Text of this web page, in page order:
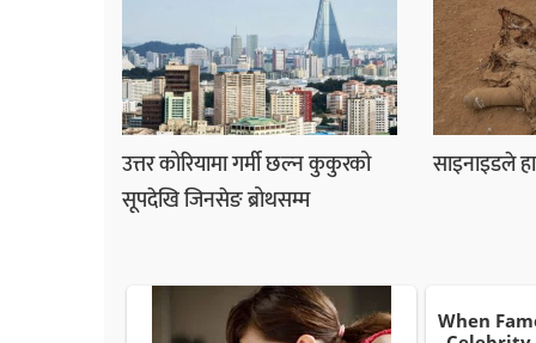
उत्तर कोरियामा गर्मी छल्न कुकुरको
सूपदेखि जिनसेङ ब्रोथसम्म
साइनाइडले